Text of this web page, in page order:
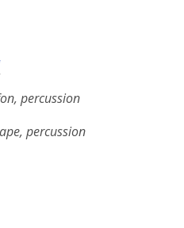
percussion
percussion